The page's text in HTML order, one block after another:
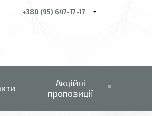
+380 (95) 647-17-17
Акційні
пропозиції